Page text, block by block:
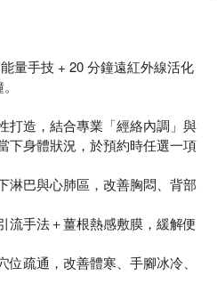
量手技 + 20 分鐘遠紅外線活化
打造，結合專業「經絡內調」與
下身體狀況，於預約時任選一項
淋巴與心肺區，改善胸悶、背部
流手法＋薑根熱感敷膜，緩解便
疏通，改善體寒、手腳冰冷、